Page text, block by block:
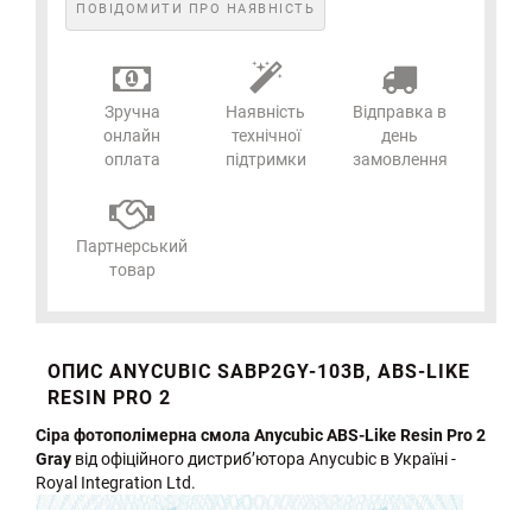
ПОВІДОМИТИ ПРО НАЯВНІСТЬ
Зручна
онлайн
оплата
Наявність
технічної
підтримки
Відправка в
день
замовлення
Партнерський
товар
ОПИС ANYCUBIC SABP2GY-103B, ABS-LIKE
RESIN PRO 2
Сіра фотополімерна смола Anycubic ABS-Like Resin Pro 2
Gray від офіційного дистриб’ютора Anycubic в Україні -
Royal Integration Ltd.